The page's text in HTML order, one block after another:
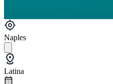
Naples
Latina